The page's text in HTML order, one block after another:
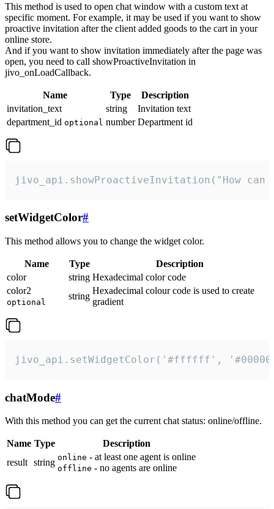
This method is used to open chat window with a custom text at
specific moment. For example, it may be used if you want to show
proactive invitation after the client added goods to the cart in your
online store.
And if you want to show invitation immediately after the page was
open, you need to call showProactiveInvitation in
jivo_onLoadCallback.
Name Type
Description
invitation_text
string
Invitation text
department_id optional number Department id
jivo_api.showProactiveInvitation("How
setWidgetColor#
This method allows you to change the widget color.
Name Type
Description
color
string Hexadecimal color code
color2
optional
string
Hexadecimal colour code is used to create
gradient
jivo_api.setWidgetColor('#ffffff',
chatMode#
With this method you can get the current chat status: online/offline.
Name Type
Description
result string online - at least one agent is online
offline - no agents are online